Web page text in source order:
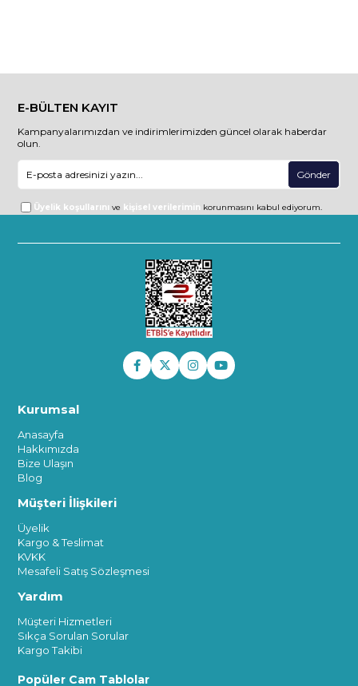
E-BÜLTEN KAYIT
Kampanyalarımızdan ve indirimlerimizden güncel olarak haberdar
olun.
Gönder
Üyelik koşullarını ve kişisel verilerimin korunmasını kabul ediyorum.
Kurumsal
Anasayfa
Hakkımızda
Bize Ulaşın
Blog
Müşteri İlişkileri
Üyelik
Kargo & Teslimat
KVKK
Mesafeli Satış Sözleşmesi
Yardım
Müşteri Hizmetleri
Sıkça Sorulan Sorular
Kargo Takibi
Popüler Cam Tablolar